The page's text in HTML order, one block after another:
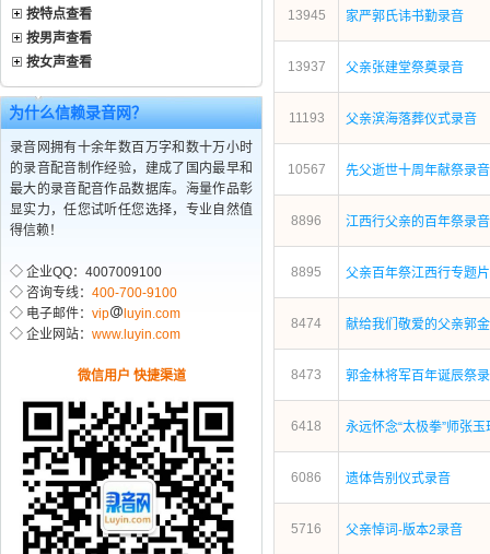
按特点查看
按男声查看
按女声查看
为什么信赖录音网？
录音网拥有十余年数百万字和数十万小时
的录音配音制作经验，建成了国内最早和
最大的录音配音作品数据库。海量作品彰
显实力，任您试听任您选择，专业自然值
得信赖！
◇ 企业QQ：4007009100
◇ 咨询专线： 400-700-9100
◇ 电子邮件： vip
luyin.com
◇ 企业网站： www.luyin.com
微信用户 快捷渠道
13945 家严郭氏讳书勤录音
13937 父亲张建堂祭奠录音
11193 父亲滨海落葬仪式录音
10567 先父逝世十周年献祭录音
8896 江西行父亲的百年祭录音
8895 父亲百年祭江西行专题
8474 献给我们敬爱的父亲郭
8473 郭金林将军百年诞辰祭
6418 永远怀念“太极拳”师张
6086 遗体告别仪式录音
5716 父亲悼词-版本2录音